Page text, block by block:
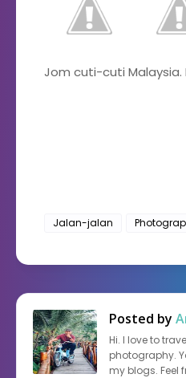
Jom cuti-cuti Malaysia.
Jalan-jalan
Posted by
Hi. I love to
photography.
my blogs. Feel